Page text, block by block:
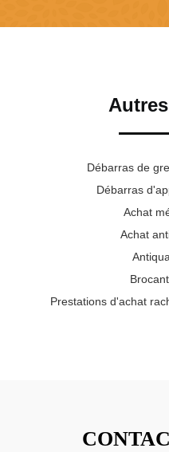
Débarras de
Débarras
Achat
Achat
Prestations d'achat